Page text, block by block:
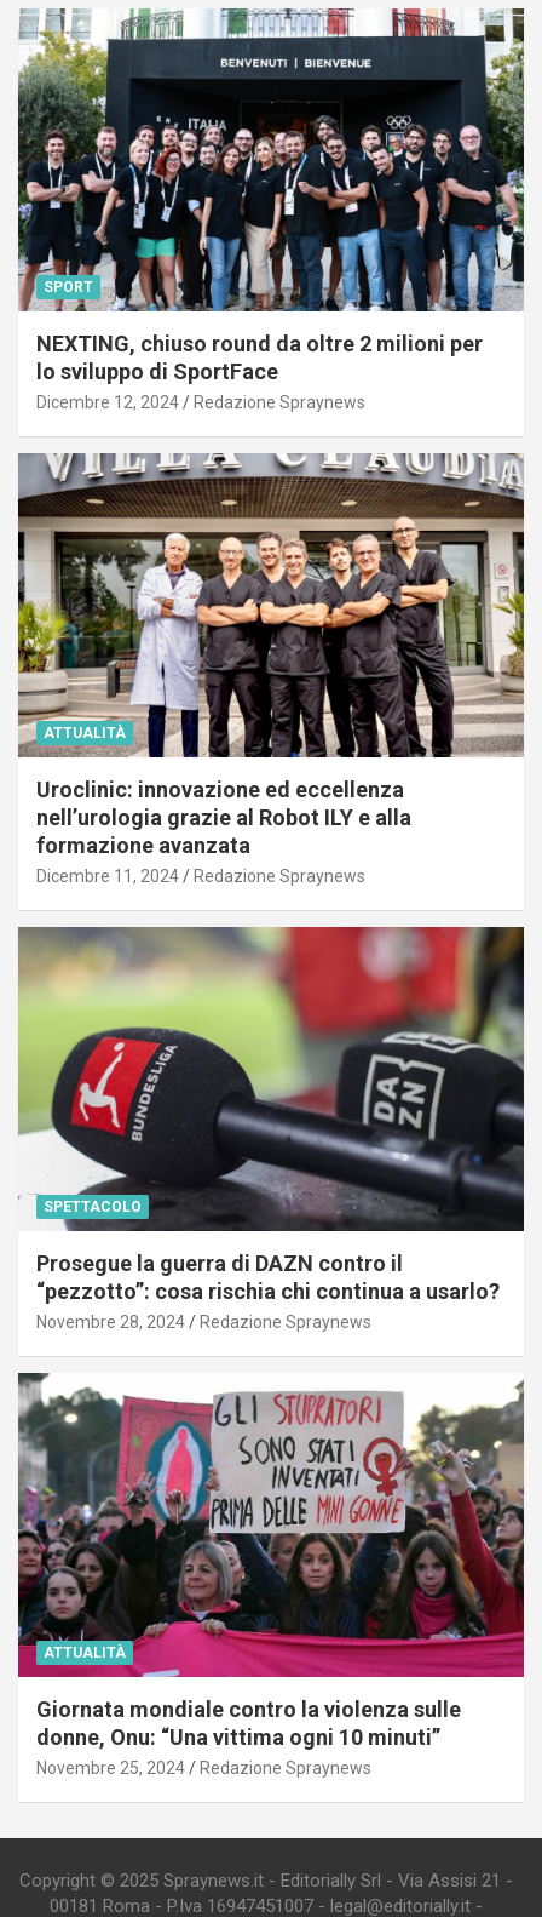
SPORT
NEXTING, chiuso round da oltre 2 milioni per
lo sviluppo di SportFace
Dicembre 12, 2024 Redazione Spraynews
ATTUALITÀ
Uroclinic: innovazione ed eccellenza
nell’urologia grazie al Robot ILY e alla
formazione avanzata
Dicembre 11, 2024 Redazione Spraynews
SPETTACOLO
Prosegue la guerra di DAZN contro il
“pezzotto”: cosa rischia chi continua a usarlo?
Novembre 28, 2024 Redazione Spraynews
ATTUALITÀ
Giornata mondiale contro la violenza sulle
donne, Onu: “Una vittima ogni 10 minuti”
Novembre 25, 2024 Redazione Spraynews
Copyright © 2025 Spraynews.it - Editorially Srl - Via Assisi 21 -
00181 Roma - P.Iva 16947451007 - legal@editorially.it -